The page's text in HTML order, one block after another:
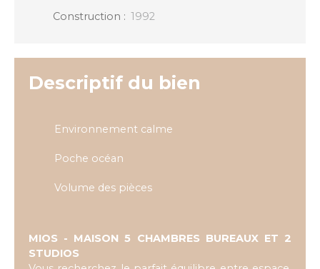
Construction : 1992
Descriptif du bien
Environnement calme
Poche océan
Volume des pièces
MIOS - MAISON 5 CHAMBRES BUREAUX ET 2
STUDIOS